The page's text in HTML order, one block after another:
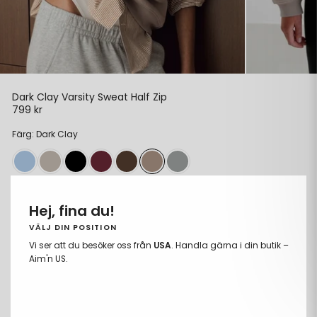
Dark Clay Varsity Sweat Half Zip
799 kr
Färg: Dark Clay
S
Hej, fina du!
VÄLJ DIN POSITION
Vi ser att du besöker oss från USA. Handla gärna i din butik –
Aim'n US.